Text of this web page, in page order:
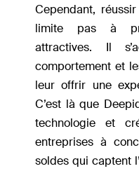
Cependant,
limite pas à
attractives. Il
comportement et
leur offrir une
C’est là que
technologie et
entreprises à
soldes qui captent